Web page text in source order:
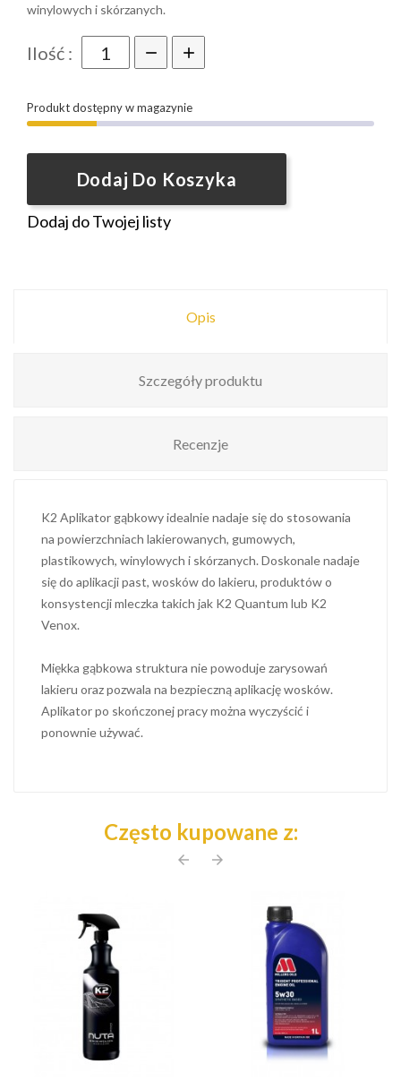
winylowych i skórzanych.
Ilość :
Produkt dostępny w magazynie
Dodaj Do Koszyka
Dodaj do Twojej listy
Opis
Szczegóły produktu
Recenzje
K2 Aplikator gąbkowy idealnie nadaje się do stosowania
na powierzchniach lakierowanych, gumowych,
plastikowych, winylowych i skórzanych. Doskonale nadaje
się do aplikacji past, wosków do lakieru, produktów o
konsystencji mleczka takich jak K2 Quantum lub K2
Venox.
Miękka gąbkowa struktura nie powoduje zarysowań
lakieru oraz pozwala na bezpieczną aplikację wosków.
Aplikator po skończonej pracy można wyczyścić i
ponownie używać.
Często kupowane z:
arrow_back arrow_forward